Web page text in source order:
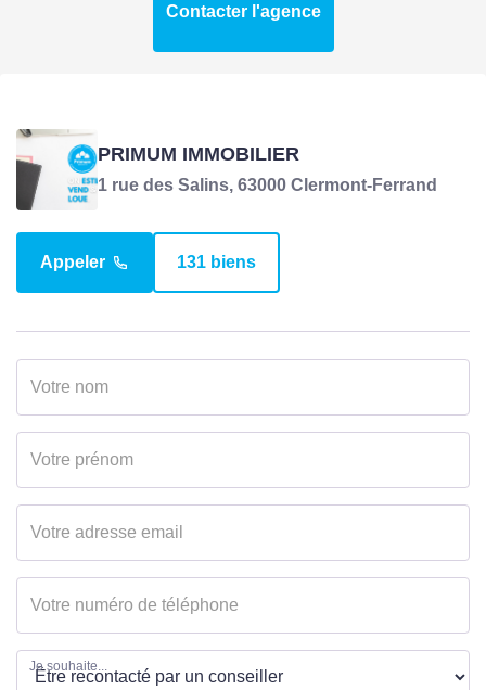
Contacter l'agence
PRIMUM IMMOBILIER
1 rue des Salins, 63000 Clermont-Ferrand
Appeler 131 biens
Je souhaite...